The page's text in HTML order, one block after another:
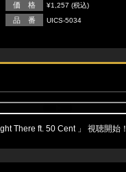
価 格 ¥1,257 (税込)
品 番 UICS-5034
There ft. 50 Cent 」 視聴開始！